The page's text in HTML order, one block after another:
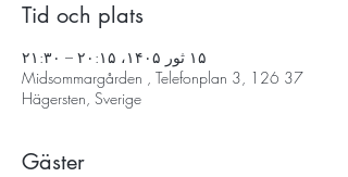
Tid och plats
۱۵ ثور ۱۴۰۵، ۲۰:۱۵ – ۲۱:۳۰
Midsommargården , Telefonplan 3, 126 37
Hägersten, Sverige
Gäster